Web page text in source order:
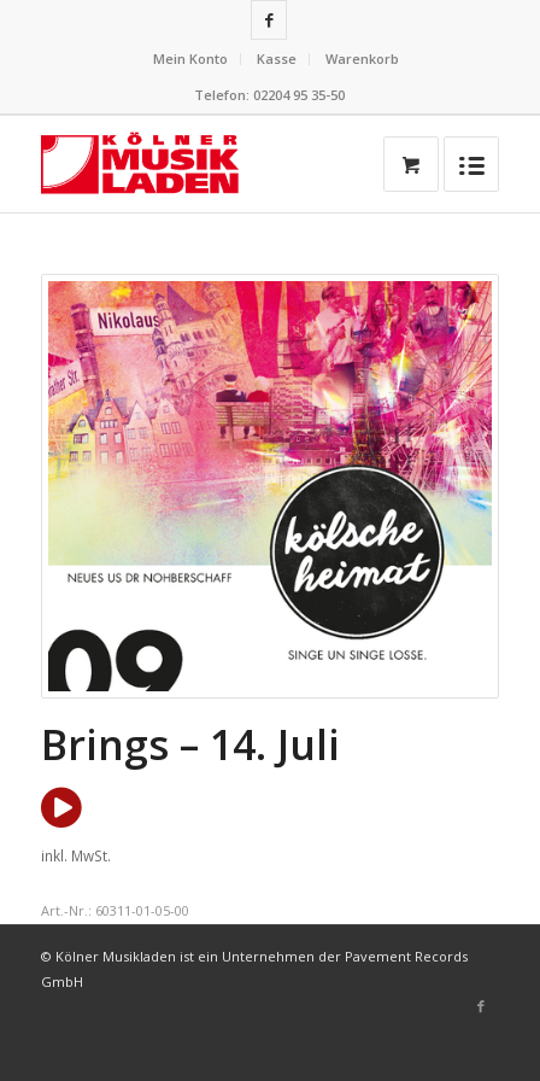
Mein Konto Kasse
Warenkorb
Telefon: 02204 95 35-50
Brings – 14. Juli
inkl. MwSt.
Art.-Nr.: 60311-01-05-00
© Kölner Musikladen ist ein Unternehmen der Pavement Records
GmbH